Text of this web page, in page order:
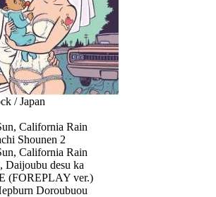
/ Japan
California Rain
Shounen 2
California Rain
Daijoubu desu ka
(FOREPLAY ver.)
Doroubuou